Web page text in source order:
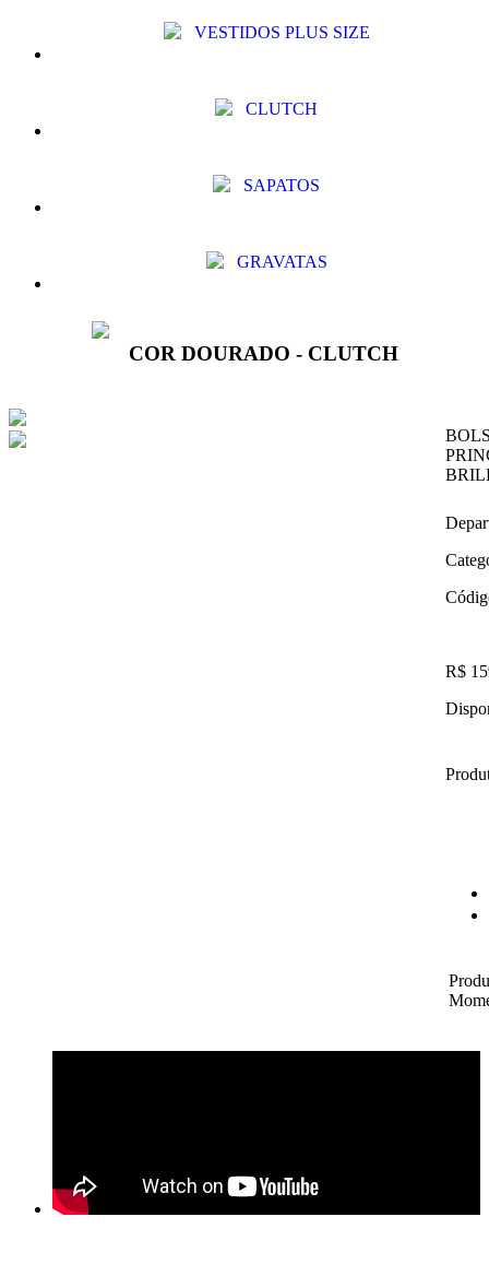
VESTIDOS PLUS SIZE
CLUTCH
SAPATOS
GRAVATAS
COR DOURADO - CLUTCH
R$